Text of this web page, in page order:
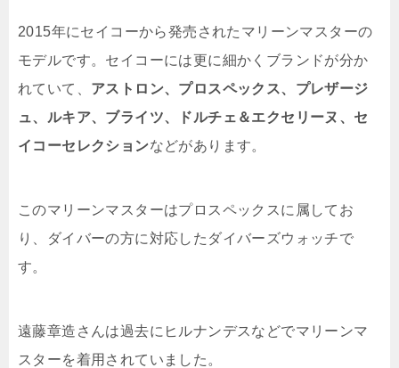
2015年にセイコーから発売されたマリーンマスターの
モデルです。セイコーには更に細かくブランドが分か
れていて、 アストロン、プロスペックス、プレザージ
ュ、ルキア、ブライツ、ドルチェ＆エクセリーヌ、セ
イコーセレクションなどがあります。
このマリーンマスターはプロスペックスに属してお
り、ダイバーの方に対応したダイバーズウォッチで
す。
遠藤章造さんは過去にヒルナンデスなどでマリーンマ
スターを着用されていました。